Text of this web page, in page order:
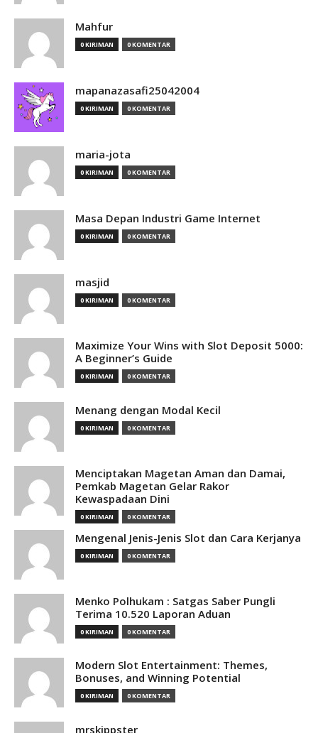
Mahfur
0 KIRIMAN 0 KOMENTAR
mapanazasafi25042004
0 KIRIMAN 0 KOMENTAR
maria-jota
0 KIRIMAN 0 KOMENTAR
Masa Depan Industri Game Internet
0 KIRIMAN 0 KOMENTAR
masjid
0 KIRIMAN 0 KOMENTAR
Maximize Your Wins with Slot Deposit 5000:
A Beginner’s Guide
0 KIRIMAN 0 KOMENTAR
Menang dengan Modal Kecil
0 KIRIMAN 0 KOMENTAR
Menciptakan Magetan Aman dan Damai,
Pemkab Magetan Gelar Rakor
Kewaspadaan Dini
0 KIRIMAN 0 KOMENTAR
Mengenal Jenis-Jenis Slot dan Cara Kerjanya
0 KIRIMAN 0 KOMENTAR
Menko Polhukam : Satgas Saber Pungli
Terima 10.520 Laporan Aduan
0 KIRIMAN 0 KOMENTAR
Modern Slot Entertainment: Themes,
Bonuses, and Winning Potential
0 KIRIMAN 0 KOMENTAR
mrskippster